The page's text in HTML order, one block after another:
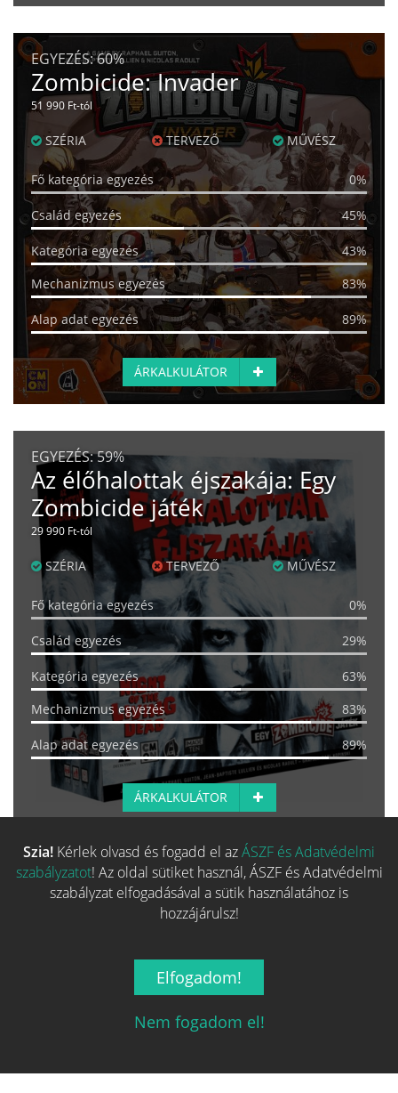
EGYEZÉS:60%
Zombicide: Invader
51 990 Ft-tól
SZÉRIA TERVEZŐ MŰVÉSZ
Fő kategória egyezés 0%
Család egyezés 45%
Kategória egyezés
43%
Mechanizmus egyezés
83%
Alap adat egyezés 89%
ÁRKALKULÁTOR
EGYEZÉS:59%
Az élőhalottak éjszakája: Egy
Zombicide játék
29 990 Ft-tól
SZÉRIA TERVEZŐ MŰVÉSZ
Fő kategória egyezés 0%
Család egyezés 29%
Kategória egyezés
63%
Mechanizmus egyezés
83%
Alap adat egyezés 89%
ÁRKALKULÁTOR
Több hasonló játék keresése
Szia! Kérlek olvasd és fogadd el azÁSZF és Adatvédelmi
szabályzatot! Az oldal sütiket használ, ÁSZF és Adatvédelmi
szabályzat elfogadásával a sütik használatához is
hozzájárulsz!
Elfogadom!
Nem fogadom el!